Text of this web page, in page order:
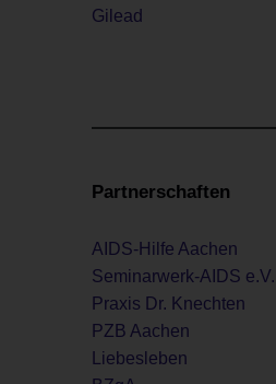
Gilead
Partnerschaften
AIDS-Hilfe Aachen
Seminarwerk-AIDS e.V.
Praxis Dr. Knechten
PZB Aachen
Liebesleben